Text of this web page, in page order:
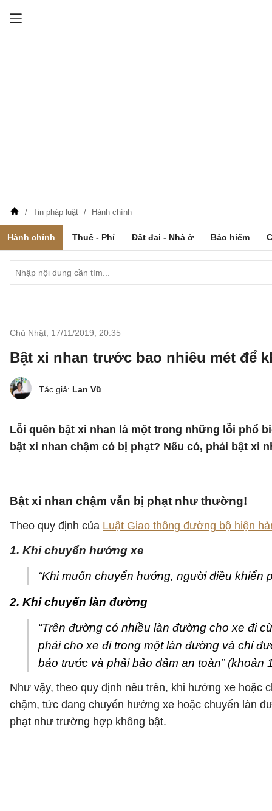
Tin pháp luật Hành chính
Hành chính Thuế - Phí Đất đai - Nhà ở Bảo hiểm
Chủ Nhật, 17/11/2019 20:35
Bật xi nhan trước bao nhiêu mét để
Tác giả: Lan Vũ
Lỗi quên bật xi nhan là một trong những lỗi phổ
bật xi nhan chậm có bị phạt? Nếu có, phải bật xi
Bật xi nhan chậm vẫn bị phạt như thường!
Theo quy định của Luật Giao thông đường bộ hiện
1. Khi chuyển hướng xe
“Khi muốn chuyển hướng, người điều khiển
2. Khi chuyển làn đường
“Trên đường có nhiều làn đường cho xe đi
phải cho xe đi trong một làn đường và chỉ
báo trước và phải bảo đảm an toàn” (khoản
Như vậy, theo quy định nêu trên, khi hướng xe
chậm, tức đang chuyển hướng xe hoặc chuyển làn
phạt như trường hợp không bật.